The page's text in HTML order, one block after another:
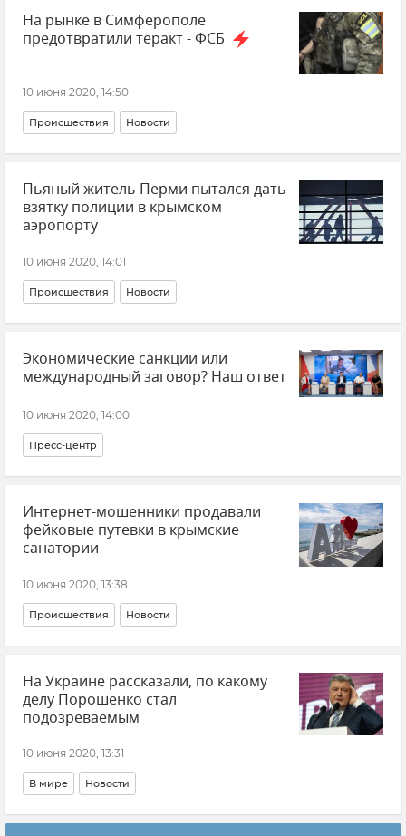
На рынке в Симферополе
предотвратили теракт - ФСБ
10 июня 2020, 14:50
Происшествия Новости
Пьяный житель Перми пытался дать
взятку полиции в крымском
аэропорту
10 июня 2020, 14:01
Происшествия Новости
Экономические санкции или
международный заговор? Наш ответ
10 июня 2020, 14:00
Пресс-центр
Интернет-мошенники продавали
фейковые путевки в крымские
санатории
10 июня 2020, 13:38
Происшествия Новости
На Украине рассказали, по какому
делу Порошенко стал
подозреваемым
10 июня 2020, 13:31
В мире Новости